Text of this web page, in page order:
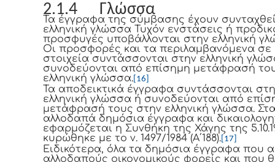
2.1.4 Γλώσσα
Τα έγγραφα της σύμβασης έχουν
ελληνική γλώσσα Τυχόν ενστάσεις ή
προσφυγές υποβάλλονται στην ελληνική
Οι προσφορές και τα περιλαμβανόμενα σε
στοιχεία συντάσσονται στην ελληνική
συνοδεύονται από επίσημη μετάφρασή
ελληνική γλώσσα. [16]
Τα αποδεικτικά έγγραφα συντάσσονται
ελληνική γλώσσα ή συνοδεύονται από
μετάφρασή τους στην ελληνική γλώσσα.
αλλοδαπά δημόσια έγγραφα και
εφαρμόζεται η Συνθήκη της Χάγης της
κυρώθηκε με το ν. 1497/1984 (Α΄188). [17]
Ειδικότερα, όλα τα δημόσια έγγραφα που
αλλοδαπούς οικονομικούς φορείς και που